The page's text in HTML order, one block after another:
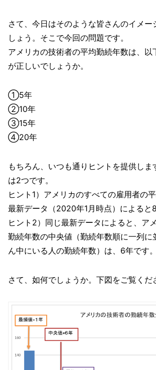
さて、今日はそのような皆さんのイメー
しょう。そこで今回の問題です。
アメリカの技術者の平均勤続年数は、以
が正しいでしょうか。
①5年
②10年
③15年
④20年
もちろん、いつも通りヒントを提供しま
は2つです。
ヒント1）アメリカのすべての雇用者の平
最新データ（2020年1月時点）によると8
ヒント2）同じ最新データによると、ア
勤続年数の中央値（勤続年数順に一列に
ん中にいる人の勤続年数）は、6年です。
さて、如何でしょうか。下図をご覧くだ